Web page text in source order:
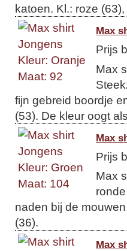
katoen. Kl.: roze
Max
Prijs
Max
fijn gebreid boordje
(53). De kleur oogt
Max
Prijs
Max
naden bij de
(36).
Max